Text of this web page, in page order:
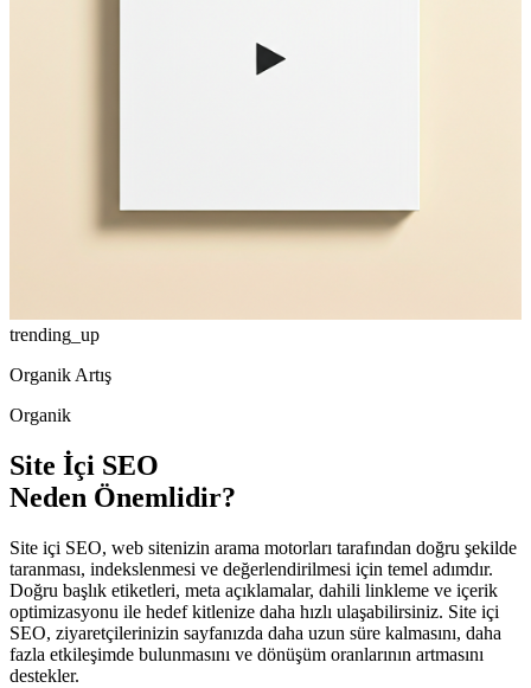
trending_up
Organik Artış
Organik
Site İçi SEO
Neden Önemlidir?
Site içi SEO, web sitenizin arama motorları tarafından doğru şekilde
taranması, indekslenmesi ve değerlendirilmesi için temel adımdır.
Doğru başlık etiketleri, meta açıklamalar, dahili linkleme ve içerik
optimizasyonu ile hedef kitlenize daha hızlı ulaşabilirsiniz. Site içi
SEO, ziyaretçilerinizin sayfanızda daha uzun süre kalmasını, daha
fazla etkileşimde bulunmasını ve dönüşüm oranlarının artmasını
destekler.